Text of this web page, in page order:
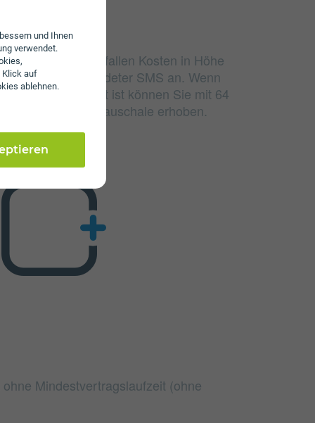
und Ihnen
verwendet.
Klick auf
ablehnen.
Einheiten fallen Kosten in Höhe
4 ct/€ pro versendeter SMS an. Wenn
aufgebraucht ist können Sie mit 64
keine Servicepauschale erhoben.
Mindestvertragslaufzeit (ohne